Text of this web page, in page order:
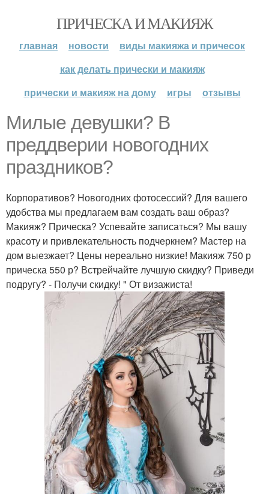
ПРИЧЕСКА И МАКИЯЖ
главная новости
виды макияжа и причесок
как делать прически и макияж
прически и макияж на дому
игры отзывы
Милые девушки? В
преддверии новогодних
праздников?
Корпоративов? Новогодних фотосессий? Для вашего
удобства мы предлагаем вам создать ваш образ?
Макияж? Прическа? Успевайте записаться? Мы вашу
красоту и привлекательность подчеркнем? Мастер на
дом выезжает? Цены нереально низкие! Макияж 750 р
прическа 550 р? Встрейчайте лучшую скидку? Приведи
подругу? - Получи скидку! " От визажиста!